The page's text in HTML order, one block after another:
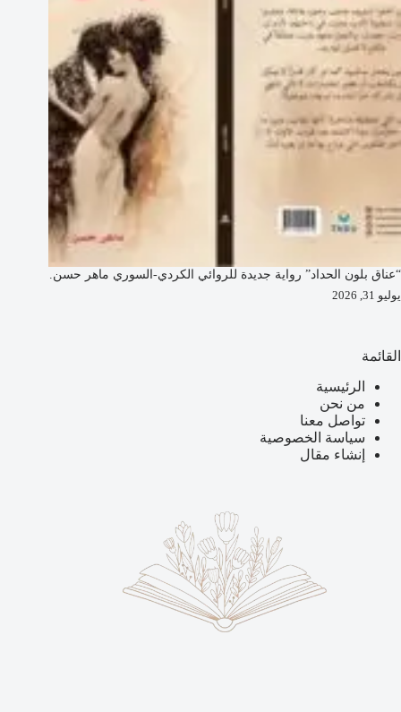
“عناق بلون الحداد” رواية جديدة للروائي الكردي-السوري ماهر حسن.
يوليو 31, 2026
القائمة
الرئيسية
من نحن
تواصل معنا
سياسة الخصوصية
إنشاء مقال